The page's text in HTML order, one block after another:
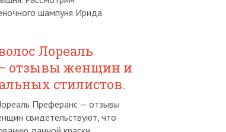
шампуня Ирида.
Лореаль
отзывы женщин и
стилистов.
Преферанс — отзывы
свидетельствуют, что